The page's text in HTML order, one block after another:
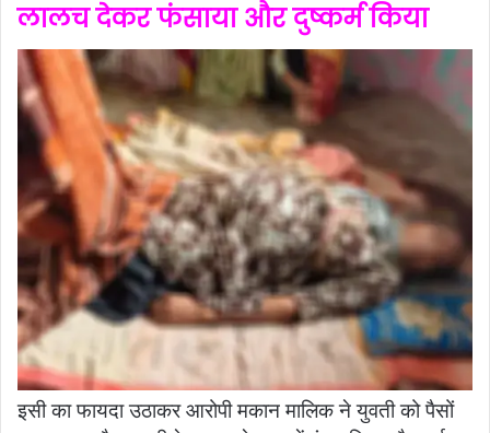
लालच देकर फंसाया और दुष्कर्म किया
इसी का फायदा उठाकर आरोपी मकान मालिक ने युवती को पैसों